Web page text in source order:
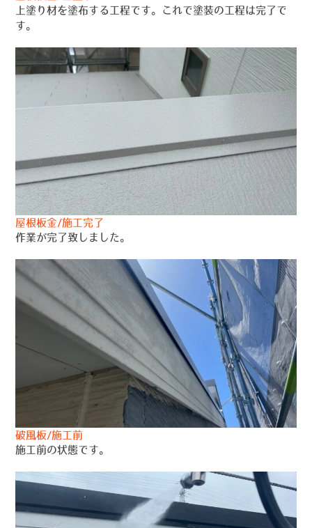
上塗り材を塗布する工程です。これで塗装の工程は完了で
す。
屋根板金/施工完了
作業が完了致しました。
破風板/施工前
施工前の状態です。